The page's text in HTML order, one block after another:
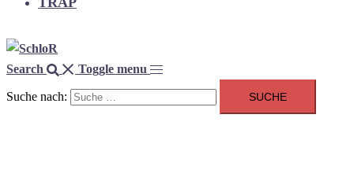
Search Toggle menu
Suche nach: